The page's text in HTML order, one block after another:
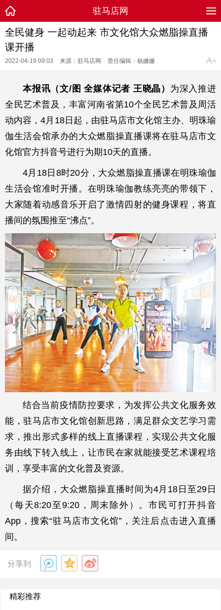
驻马店网
全民健身 一起动起来 市文化馆大众燃脂操直播
课开播
2022-04-19 09:03 来源：驻马店网 责任编辑：杨姗姗
本报讯（文/图 全媒体记者 王晓晶） 为深入推进
全民艺术普及，丰富河南省第10个全民艺术普及周活
动内容，4月18日起，由驻马店市文化馆主办、明珠瑜
伽生活会馆承办的大众燃脂操直播课将在驻马店市文
化馆官方抖音号进行为期10天的直播。
4月18日8时20分，大众燃脂操直播课在明珠瑜伽
生活会馆准时开播。在明珠瑜伽教练亮亮的带领下，
大家随着动感音乐开启了激情四射的健身课程，将直
播间的氛围推至“沸点”。
结合当前疫情防控要求，为发挥公共文化服务效
能，驻马店市文化馆创新思路，满足群众文艺学习需
求，推出形式多样的线上直播课程，实现公共文化服
务由线下转入线上，让市民在家就能接受艺术课程培
训，享受丰富的文化普及资源。
据介绍，大众燃脂操直播时间为4月18日至29日
（每天8:20至9:20，周末除外）。市民可打开抖音
App，搜索“驻马店市文化馆”，关注后点击进入直播
间。
分享到
精彩推荐